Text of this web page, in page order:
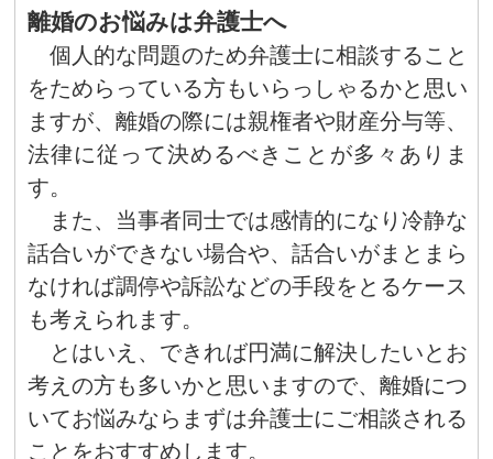
離婚のお悩みは弁護士へ
個人的な問題のため弁護士に相談すること
をためらっている方もいらっしゃるかと思い
ますが、離婚の際には親権者や財産分与等、
法律に従って決めるべきことが多々ありま
す。
また、当事者同士では感情的になり冷静な
話合いができない場合や、話合いがまとまら
なければ調停や訴訟などの手段をとるケース
も考えられます。
とはいえ、できれば円満に解決したいとお
考えの方も多いかと思いますので、離婚につ
いてお悩みならまずは弁護士にご相談される
ことをおすすめします。